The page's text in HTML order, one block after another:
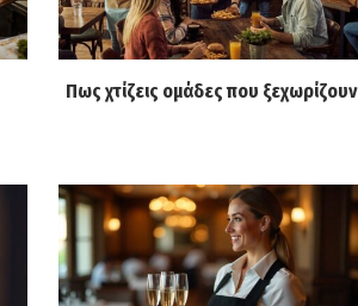
Πως χτίζεις ομάδες που